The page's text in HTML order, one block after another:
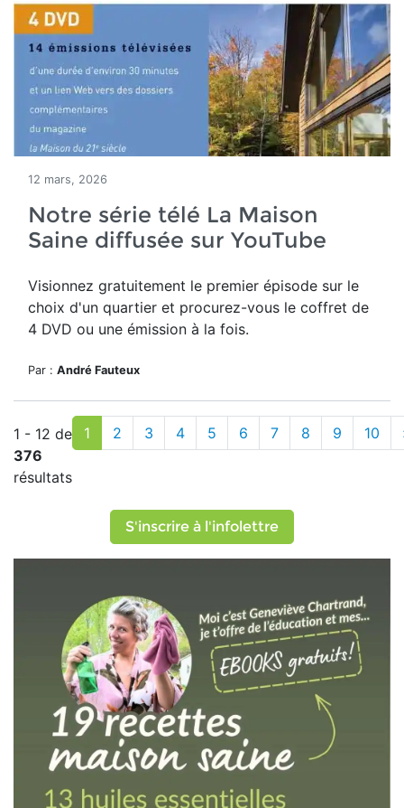
12 mars, 2026
Notre série télé La Maison
Saine diffusée sur YouTube
Visionnez gratuitement le premier épisode sur le
choix d'un quartier et procurez-vous le coffret de
4 DVD ou une émission à la fois.
Par : André Fauteux
1 - 12 de
376
résultats
1 2 3 4 5 6 7 8 9 10
S'inscrire à l'infolettre